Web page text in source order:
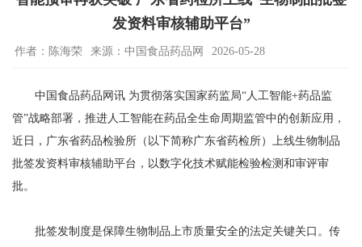
发资料审核辅助平台”
作者：陈海荣 来源：中国食品药品网 2026-05-28
中国食品药品网讯 为贯彻落实国家药监局“人工智能+药品监
管”战略部署，推进人工智能在药品全生命周期监管中的创新应用，
近日，广东省药品检验所（以下简称广东省药检所）上线生物制品
批签发资料审核辅助平台，以数字化技术赋能检验检测和审评审
批。
批签发制度是保障生物制品上市质量安全的法定关键关口。传